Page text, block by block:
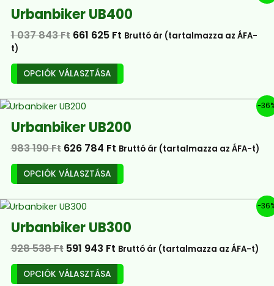
Urbanbiker UB400
1 037 843Ft
was:
1
037
661 625 Ft
is:
661
625 Ft.
Bruttó ár (tartalmazza az ÁFA-
t)
OPCIÓK VÁLASZTÁSA
a
terméknek
több
variációja
van.
A
a
termékoldalon
ki
-
Urbanbiker UB200
983 190Ft
Original
price
was:
983
190 Ft.
626 784 Ft
is:
626
784 Ft.
Bruttó ár (tartalmazza az ÁFA-t)
OPCIÓK VÁLASZTÁSA
Ennek
a
terméknek
több
variációja
van.
változatok
a
választhatók
ki
-
Urbanbiker UB300
928 538Ft
Original
was:
928
538 Ft.
591 943 Ft
is:
591
943 Ft.
Bruttó ár (tartalmazza az ÁFA-t)
OPCIÓK VÁLASZTÁSA
Ennek
a
terméknek
több
variációja
van.